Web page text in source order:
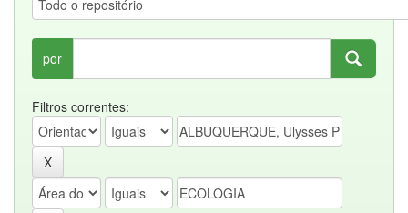
por
Filtros correntes: